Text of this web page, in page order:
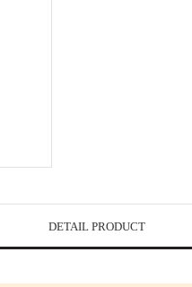
DETAIL PRODUCT